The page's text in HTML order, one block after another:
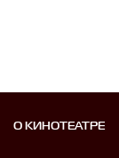
О КИНОТЕАТРЕ